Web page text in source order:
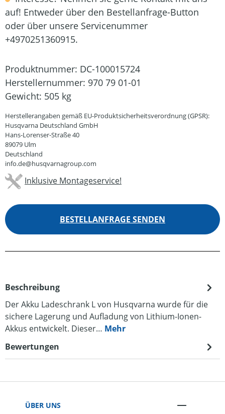
auf! Entweder über den Bestellanfrage-Button
oder über unsere Servicenummer
+4970251360915.
Produktnummer: DC-100015724
Herstellernummer: 970 79 01-01
Gewicht: 505 kg
Herstellerangaben gemäß EU-Produktsicherheitsverordnung (GPSR):
Husqvarna Deutschland GmbH
Hans-Lorenser-Straße 40
89079 Ulm
Deutschland
info.de@husqvarnagroup.com
Inklusive Montageservice!
BESTELLANFRAGE SENDEN
Beschreibung
Der Akku Ladeschrank L von Husqvarna wurde für die
sichere Lagerung und Aufladung von Lithium-Ionen-
Akkus entwickelt. Dieser… Mehr
Bewertungen
ÜBER UNS